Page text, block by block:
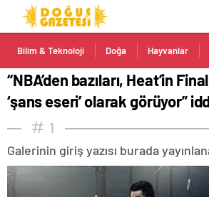
Bilim & Teknoloji Doğa Hayvanlar
“NBA’den bazıları, Heat’in
‘şans eseri’ olarak görüyor”
1
Galerinin giriş yazısı burada